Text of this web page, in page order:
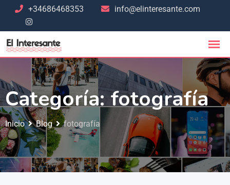
+34686468353 info@elinteresante.com
Categoría:fotografía
Inicio Blog fotografía